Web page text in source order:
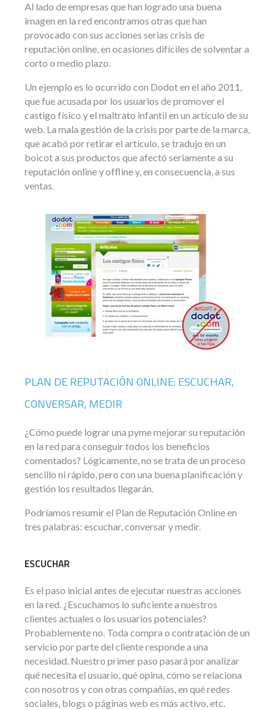
Al lado de empresas que han logrado una buena
imagen en la red encontramos otras que han
provocado con sus acciones serias crisis de
reputación online, en ocasiones difíciles de solventar a
corto o medio plazo.
Un ejemplo es lo ocurrido con Dodot en el año 2011,
que fue acusada por los usuarios de promover el
castigo físico y el maltrato infantil en un artículo de su
web. La mala gestión de la crisis por parte de la marca,
que acabó por retirar el artículo, se tradujo en un
boicot a sus productos que afectó seriamente a su
reputación online y offline y, en consecuencia, a sus
ventas.
PLAN DE REPUTACIÓN ONLINE: ESCUCHAR,
CONVERSAR, MEDIR
¿Cómo puede lograr una pyme mejorar su reputación
en la red para conseguir todos los beneficios
comentados? Lógicamente, no se trata de un proceso
sencillo ni rápido, pero con una buena planificación y
gestión los resultados llegarán.
Podríamos resumir el Plan de Reputación Online en
tres palabras: escuchar, conversar y medir.
ESCUCHAR
Es el paso inicial antes de ejecutar nuestras acciones
en la red. ¿Escuchamos lo suficiente a nuestros
clientes actuales o los usuarios potenciales?
Probablemente no. Toda compra o contratación de un
servicio por parte del cliente responde a una
necesidad. Nuestro primer paso pasará por analizar
qué necesita el usuario, qué opina, cómo se relaciona
con nosotros y con otras compañías, en qué redes
sociales, blogs o páginas web es más activo, etc.